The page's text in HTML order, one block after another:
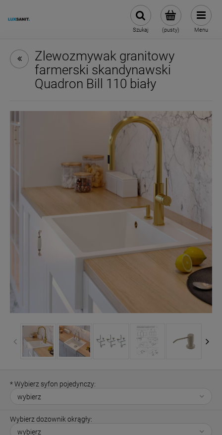
(pusty)
Szukaj Menu
Zlewozmywak granitowy
farmerski skandynawski
Quadron Bill 110 biały
*Wybierz syfon pojedynczy:
Wybierz dozownik okrągły: